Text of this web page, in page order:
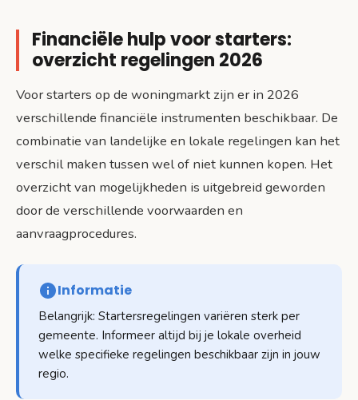
Financiële hulp voor starters:
overzicht regelingen 2026
Voor starters op de woningmarkt zijn er in 2026
verschillende financiële instrumenten beschikbaar. De
combinatie van landelijke en lokale regelingen kan het
verschil maken tussen wel of niet kunnen kopen. Het
overzicht van mogelijkheden is uitgebreid geworden
door de verschillende voorwaarden en
aanvraagprocedures.
Informatie
Belangrijk: Startersregelingen variëren sterk per
gemeente. Informeer altijd bij je lokale overheid
welke specifieke regelingen beschikbaar zijn in jouw
regio.